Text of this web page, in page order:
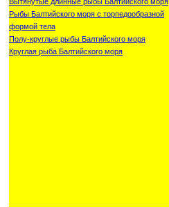
Рыбы Балтийского моря с торпедообразной
формой тела
Полу-круглые рыбы Балтийского моря
Круглая рыба Балтийского моря